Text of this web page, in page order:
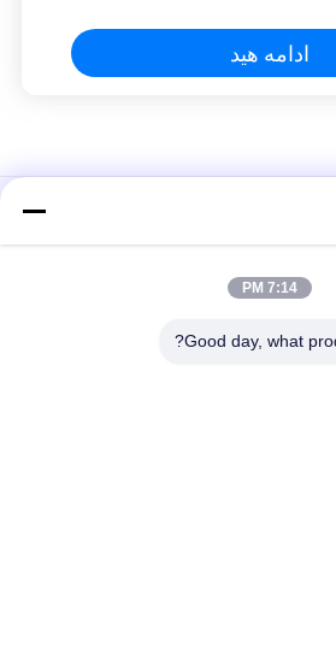
ادامه هید
زیرلایه مونتاژ نیمه هادی با ضخامت
7:14 PM
Good day, what